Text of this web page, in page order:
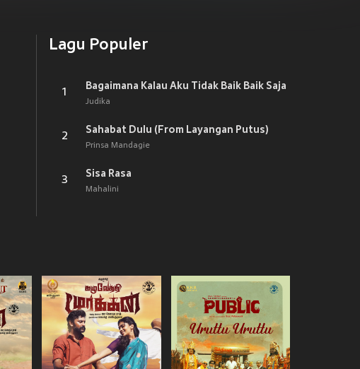
Lagu Populer
1
Bagaimana Kalau Aku Tidak Baik Baik Saja
Judika
2
Sahabat Dulu (From Layangan Putus)
Prinsa Mandagie
3
Sisa Rasa
Mahalini